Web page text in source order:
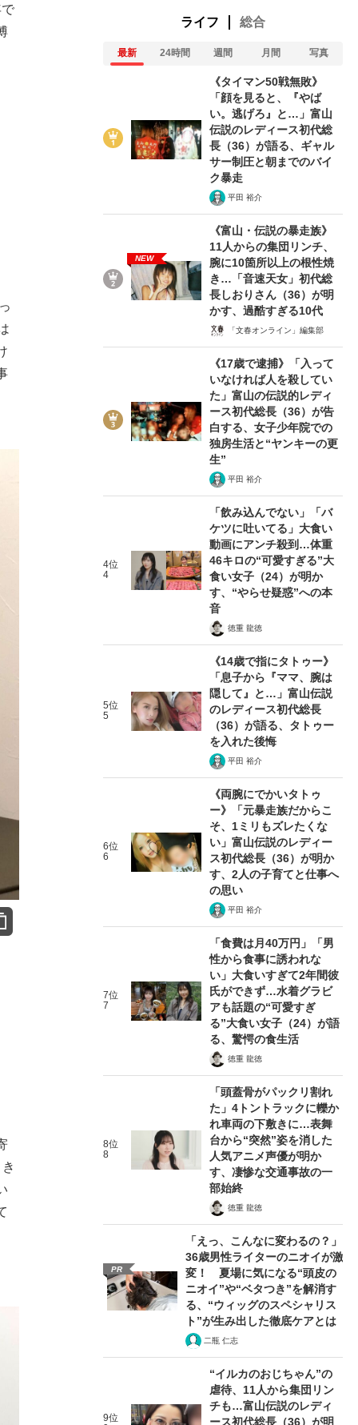
ライフ 総合
最新 24時間 週間 月間 写真
《タイマン50戦無敗》
「顔を見ると、『やば
い。逃げろ』と…」富山
伝説のレディース初代総
長（36）が語る、ギャル
サー制圧と朝までのバイ
ク暴走
平田 裕介
NEW
《富山・伝説の暴走族》
11人からの集団リンチ、
腕に10箇所以上の根性焼
き…「音速天女」初代総
長しおりさん（36）が明
かす、過酷すぎる10代
「文春オンライン」編集部
《17歳で逮捕》「入って
いなければ人を殺してい
た」富山の伝説的レディ
ース初代総長（36）が告
白する、女子少年院での
独房生活と“ヤンキーの更
生”
平田 裕介
4位
4
「飲み込んでない」「バ
ケツに吐いてる」大食い
動画にアンチ殺到…体重
46キロの“可愛すぎる”大
食い女子（24）が明か
す、“やらせ疑惑”への本
音
徳重 龍徳
5位
5
《14歳で指にタトゥー》
「息子から『ママ、腕は
隠して』と…」富山伝説
のレディース初代総長
（36）が語る、タトゥー
を入れた後悔
平田 裕介
6位
6
《両腕にでかいタトゥ
ー》「元暴走族だからこ
そ、1ミリもズレたくな
い」富山伝説のレディー
ス初代総長（36）が明か
す、2人の子育てと仕事へ
の思い
平田 裕介
7位
7
「食費は月40万円」「男
性から食事に誘われな
い」大食いすぎて2年間彼
氏ができず…水着グラビ
アも話題の“可愛すぎ
る”大食い女子（24）が語
る、驚愕の食生活
徳重 龍徳
8位
8
「頭蓋骨がパックリ割れ
た」4トントラックに轢か
れ車両の下敷きに…表舞
台から“突然”姿を消した
人気アニメ声優が明か
す、凄惨な交通事故の一
部始終
徳重 龍徳
PR
「えっ、こんなに変わるの？」
36歳男性ライターのニオイが激
変！ 夏場に気になる“頭皮の
ニオイ”や“ベタつき”を解消す
る、“ウィッグのスペシャリス
ト”が生み出した徹底ケアとは
二瓶 仁志
9位
“イルカのおじちゃん”の
虐待、11人から集団リン
チも…富山伝説のレディ
ース初代総長（36）が明